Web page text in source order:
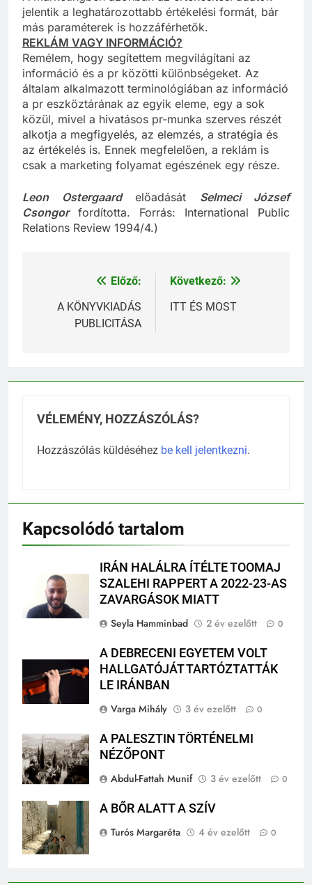
jelentik a leghatározottabb értékelési formát, bár
más paraméterek is hozzáférhetők.
REKLÁM VAGY INFORMÁCIÓ?
Remélem, hogy segítettem megvilágítani az
információ és a pr közötti különbségeket. Az
általam alkalmazott terminológiában az információ
a pr eszköztárának az egyik eleme, egy a sok
közül, mivel a hivatásos pr-munka szerves részét
alkotja a megfigyelés, az elemzés, a stratégia és
az értékelés is. Ennek megfelelően, a reklám is
csak a marketing folyamat egészének egy része.
Leon Ostergaardelőadását Selmeci József
Csongorfordította. Forrás: International Public
Relations Review 1994/4.)
Bejegyzés
navigáció
Előző:
A KÖNYVKIADÁS
PUBLICITÁSA
Következő:
ITT ÉS MOST
VÉLEMÉNY, HOZZÁSZÓLÁS?
Hozzászólás küldéséhez be kell jelentkezni.
Kapcsolódó tartalom
IRÁN HALÁLRA ÍTÉLTE TOOMAJ
SZALEHI RAPPERT A 2022-23-AS
ZAVARGÁSOK MIATT
Seyla Hamminbad
2 év ezelőtt 0
A DEBRECENI EGYETEM VOLT
HALLGATÓJÁT TARTÓZTATTÁK
LE IRÁNBAN
Varga Mihály
3 év ezelőtt 0
A PALESZTIN TÖRTÉNELMI
NÉZŐPONT
Abdul-Fattah Munif
3 év ezelőtt 0
A BŐR ALATT A SZÍV
Turós Margaréta
4 év ezelőtt 0